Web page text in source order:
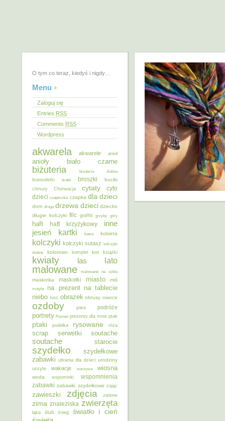
O tym co teraz, kiedyś i nigdy…
Menu
Zaloguj się
Entries RSS
Comments RSS
Wordpress
akwarela akwarele anioł
anioły biało czarne
biżuteria
biżuteria ślubna
bransoletki
bratki broszki buciki
chmury Chorwacja cytaty
cyto
dzieci czapeczka czapka dla dzieci
dom droga drzewa dzieci dziecko
długie kolczyki filc graffiti grzyby góry
haft haft krzyżykowy inne
jesień kartki kawa kobieta
kolczyki kolczyki sutasz kolczyki
ślubne
kolorowo komplet kot książki
kwiaty las lato
malowane malowane na szkle
maskotka maskotki miasto miś
motyle na prezent na tablecie
niebo noc obrazek obrusy owoce
ozdoby pies podróże
portrety Poznań prezenty dla mnie ptak
ptaki pudełka rysowane róża
scrap serwetki soutache
soutache starocie
szydełko
szydełkowe
zabawki ubrania dla dzieci urodziny
uszyte wakacje warzywa wiosna
woda wspominki
wspomnienia
zabawki zabawki szydełkowe zając
zawieszki zdjęcia zielone
zima znaleziska zwierzęta
łąka ślub śnieg światło i cień